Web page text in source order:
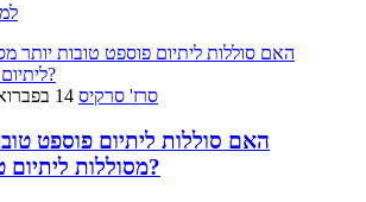
סרז' סרקיס 14 בפברואר, 2023
האם סוללות ליתיום פוספט
מסוללות ליתיום טרנריות?